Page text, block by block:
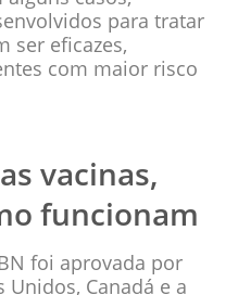
para tratar
ser eficazes,
com maior risco
vacinas,
funcionam
foi aprovada por
Canadá e a